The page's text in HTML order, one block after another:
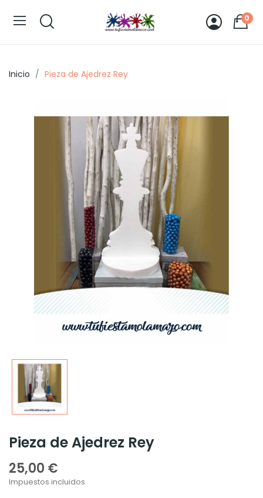
0
Inicio Pieza de Ajedrez Rey
Pieza de Ajedrez Rey
25,00 €
Impuestos incluidos